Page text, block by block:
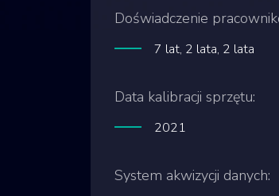
Doświadczenie
7 lat, 2 lata, 2 lata
Data kalibracji sprzętu:
2021
System akwizycji danych: